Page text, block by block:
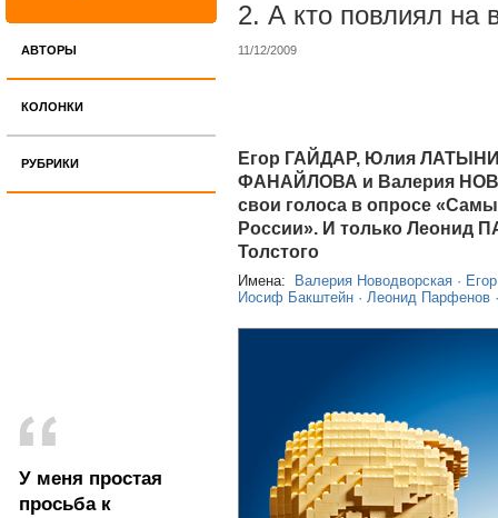
АВТОРЫ
КОЛОНКИ
РУБРИКИ
У меня простая
просьба к
2. А кто повлиял на
11/12/2009
Егор ГАЙДАР, Юлия
ФАНАЙЛОВА и Валерия
свои голоса в опросе
России». И только Леонид
Толстого
Имена: Валерия Новодворская ·
Иосиф Бакштейн · Леонид Парфенов